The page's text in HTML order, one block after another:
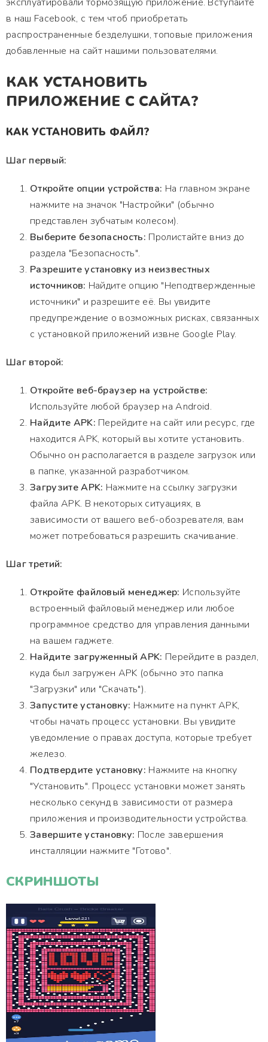
в наш Facebook, с тем чтоб приобретать
распространенные безделушки, топовые приложения
добавленные на сайт нашими пользователями.
КАК УСТАНОВИТЬ
ПРИЛОЖЕНИЕ С САЙТА?
КАК УСТАНОВИТЬ ФАЙЛ?
Шаг первый:
Откройте опции устройства: На главном экране
нажмите на значок "Настройки" (обычно
представлен зубчатым колесом).
Выберите безопасность: Пролистайте вниз до
раздела "Безопасность".
Разрешите установку из неизвестных
источников: Найдите опцию "Неподтвержденные
источники" и разрешите её. Вы увидите
предупреждение о возможных рисках, связанных
с установкой приложений извне Google Play.
Шаг второй:
Откройте веб-браузер на устройстве:
Используйте любой браузер на Android.
Найдите APK: Перейдите на сайт или ресурс, где
находится APK, который вы хотите установить.
Обычно он располагается в разделе загрузок или
в папке, указанной разработчиком.
Загрузите APK: Нажмите на ссылку загрузки
файла APK. В некоторых ситуациях, в
зависимости от вашего веб-обозревателя, вам
может потребоваться разрешить скачивание.
Шаг третий:
Откройте файловый менеджер: Используйте
встроенный файловый менеджер или любое
программное средство для управления данными
на вашем гаджете.
Найдите загруженный APK: Перейдите в раздел,
куда был загружен APK (обычно это папка
"Загрузки" или "Скачать").
Запустите установку: Нажмите на пункт APK,
чтобы начать процесс установки. Вы увидите
уведомление о правах доступа, которые требует
железо.
Подтвердите установку: Нажмите на кнопку
"Установить". Процесс установки может занять
несколько секунд в зависимости от размера
приложения и производительности устройства.
Завершите установку: После завершения
инсталляции нажмите "Готово".
СКРИНШОТЫ